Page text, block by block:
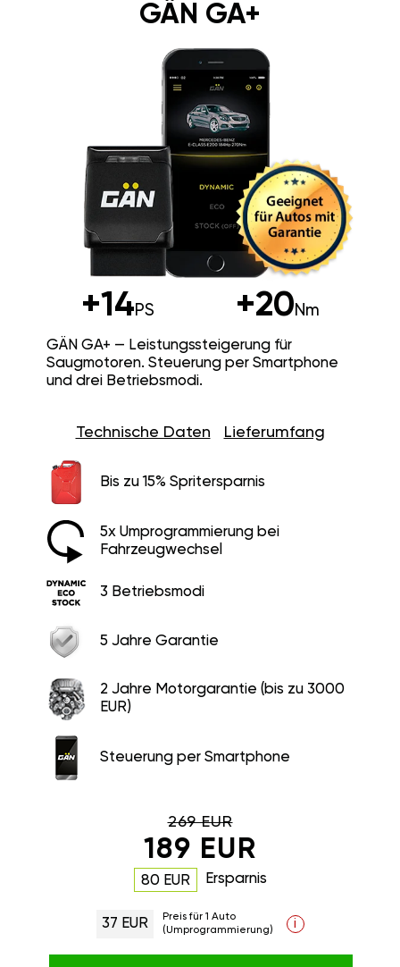
GÄN GA+
+14PS +20Nm
GÄN GA+ — Leistungssteigerung für
Saugmotoren. Steuerung per Smartphone
und drei Betriebsmodi.
Technische Daten Lieferumfang
Bis zu 15% Spritersparnis
5x Umprogrammierung bei
Fahrzeugwechsel
3 Betriebsmodi
5 Jahre Garantie
2 Jahre Motorgarantie (bis zu 3000
EUR)
Steuerung per Smartphone
269 EUR
189 EUR
80 EUR Ersparnis
37 EUR
Preis für 1 Auto
(Umprogrammierung)
i